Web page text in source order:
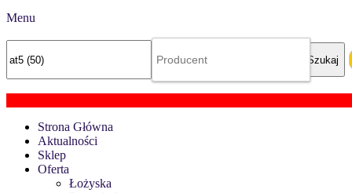
Menu
Strona Główna
Aktualności
Sklep
Oferta
Łożyska